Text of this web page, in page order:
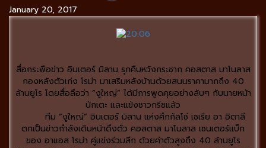
January 20, 2017
สื่อกระพือข่าว อินเตอร์ มิลาน รุกคืบหวังกระชาก คอสตาส มาโนลาส
กองหลังตัวเก่ง โรม่า มาเสริมหลังบ้านด้วยสนนราคามากถึง 40
ล้านยูโร โดยสื่อลือว่า “งูใหญ่” ได้มีการพูดคุยอย่างลับๆ กับนายหน้า
นักเตะ และแข้งชาวกรีซแล้ว
ทีม “งูใหญ่” อินเตอร์ มิลาน แห่งศึกกัลโช่ เซเรีย อา อิตาลี
ตกเป็นข่าวกำลังเดินหน้าดึงตัว คอสตาส มาโนลาส เซนเตอร์แบ็ก
ของ อาแอส โรม่า คู่แข่งร่วมลีก ด้วยค่าตัวสูงถึง 40 ล้านยูโร